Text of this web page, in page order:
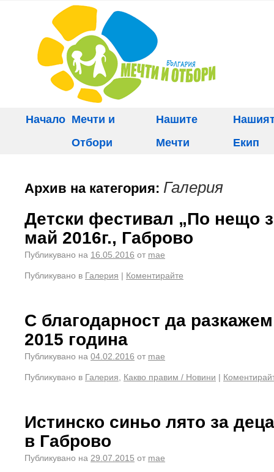
Начало Мечти и
Отбори
Нашите
Мечти
Екип
Архив на категория: Галерия
Детски фестивал „По нещо
май 2016г., Габрово
Публикувано на 16.05.2016 от mae
Публикувано в Галерия | Коментирайте
С благодарност да
2015 година
Публикувано на 04.02.2016 от mae
Публикувано в Галерия Какво правим / Новини |
Истинско синьо лято за
в Габрово
Публикувано на 29.07.2015 от mae